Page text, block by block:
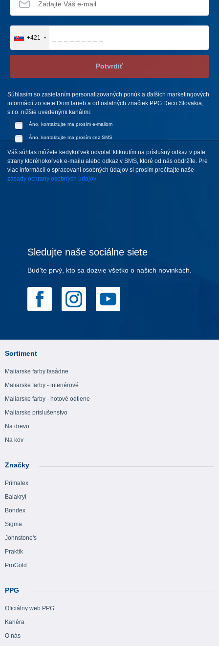
+421
Potvrdiť
Súhlasím so zasielaním personalizovaných ponúk a ďalších marketingových
informácií zo siete Dom farieb a od ostatných značiek PPG Deco Slovakia,
s.r.o. nižšie uvedenými kanálmi:
Áno, kontaktujte ma prosím e-mailom
Áno, kontaktujte ma prosím cez SMS
Váš súhlas môžete kedykoľvek odvolať kliknutím na príslušný odkaz v päte
strany ktoréhokoľvek e-mailu alebo odkaz v SMS, ktoré od nás obdržíte. Pre
viac informácií o spracovaní osobných údajov si prosím prečítajte naše
zásady ochrany osobných údajov
Sledujte naše sociálne siete
Bud'te prvý, kto sa dozvie všetko o našich novinkách.
Sortiment
Maliarske farby fasádne
Maliarske farby - interiérové
Maliarske farby - hotové odtiene
Maliarske príslušenstvo
Na drevo
Na kov
Značky
Primalex
Balakryl
Bondex
Sigma
Johnstone's
Praktik
ProGold
PPG
Oficiálny web PPG
Kariéra
O nás